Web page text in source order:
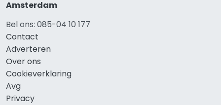
Amsterdam
Bel ons: 085-04 10 177
Contact
Adverteren
Over ons
Cookieverklaring
Avg
Privacy